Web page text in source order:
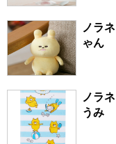
ノラ
ゃん
ノラ
うみ